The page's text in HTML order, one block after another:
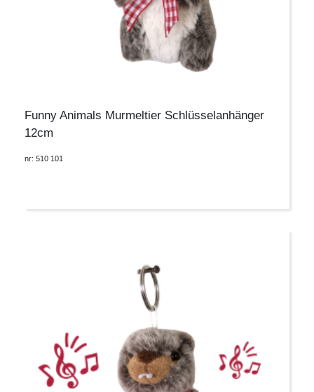
Funny Animals Murmeltier Schlüsselanhänger
12cm
nr: 510 101